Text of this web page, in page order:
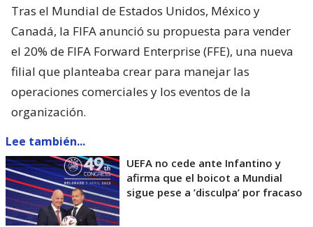
Tras el Mundial de Estados Unidos, México y
Canadá, la FIFA anunció su propuesta para vender
el 20% de FIFA Forward Enterprise (FFE), una nueva
filial que planteaba crear para manejar las
operaciones comerciales y los eventos de la
organización.
Lee también...
UEFA no cede ante Infantino y
afirma que el boicot a Mundial
sigue pese a ’disculpa’ por fracaso